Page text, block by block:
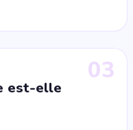
03
est-elle